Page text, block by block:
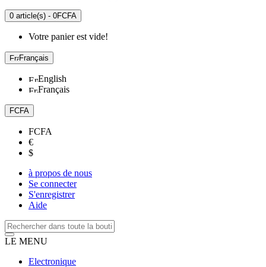
0 article(s) - 0FCFA
Votre panier est vide!
Français
English
Français
FCFA
FCFA
€
$
à propos de nous
Se connecter
S'enregistrer
Aide
LE MENU
Electronique